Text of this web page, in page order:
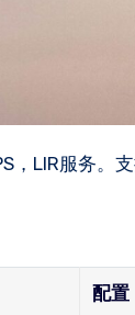
，LIR服务
配置